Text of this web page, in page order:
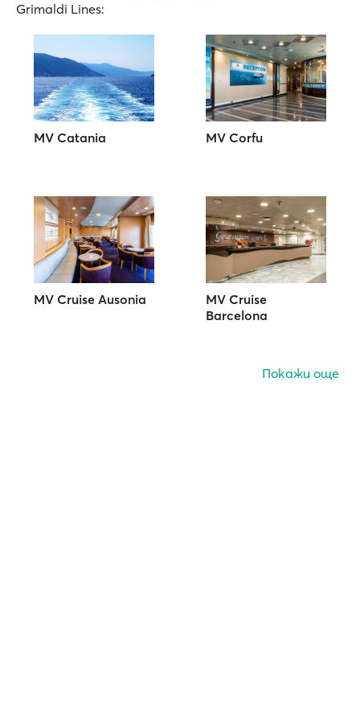
Grimaldi Lines:
MV Catania MV Corfu
MV Cruise Ausonia
MV Cruise
Barcelona
Покажи още